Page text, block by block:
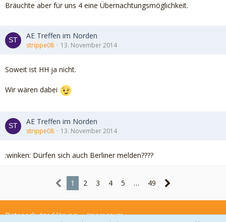
Bräuchte aber für uns 4 eine Übernachtungsmöglichkeit.
AE Treffen im Norden
strippe08 13. November 2014
Soweit ist HH ja nicht.
Wir wären dabei
AE Treffen im Norden
strippe08 13. November 2014
:winken: Dürfen sich auch Berliner melden????
1 2 3 4 5 … 49
Datenschutzerklärung Impressum